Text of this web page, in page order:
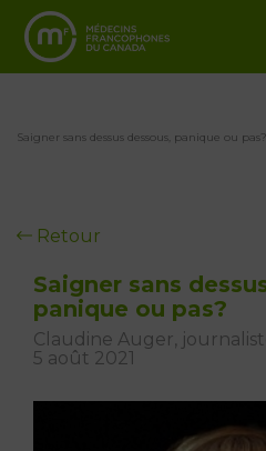
Saigner sans dessus dessous, panique ou pas?
Retour
Saigner sans
panique ou pas?
Claudine Auger,
5 août 2021